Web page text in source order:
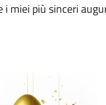
miei più sinceri